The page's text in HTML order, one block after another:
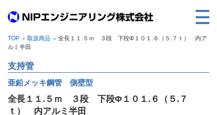
TOP
事業内容
取扱製品
各種実績
TOP ＞ 取扱商品 ＞ 全長１１.５ｍ ３段 下段Φ１０１.６（５.７ｔ） 内ア
ルミ半田
支持管
亜鉛メッキ鋼管 側壁型
全長１１.５ｍ ３段 下段Φ１０１.６（５.７
ｔ） 内アルミ半田